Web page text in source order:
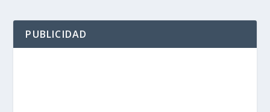
PUBLICIDAD